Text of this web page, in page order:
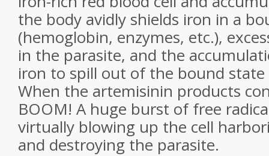
the body avidly shields iron in a
(hemoglobin, enzymes, etc.),
in the parasite, and the
iron to spill out of the bound state
When the artemisinin products
BOOM! A huge burst of free
virtually blowing up the cell
and destroying the parasite.